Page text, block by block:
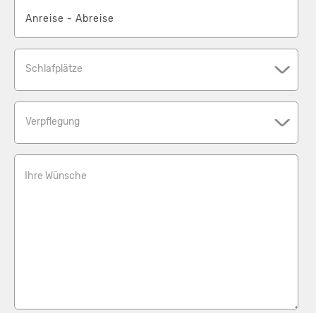
Schlafplätze
Verpflegung
Ihre Wünsche